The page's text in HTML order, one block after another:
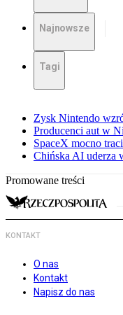
Najnowsze
Tagi
Zysk Nintendo
Producenci aut w
SpaceX mocno
Chińska AI uderza
Promowane treści
KONTAKT
O nas
Kontakt
Napisz do nas